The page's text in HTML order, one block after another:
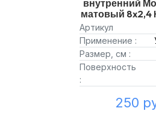
внутренний
матовый 8x2,4
Артикул
Применение :
Размер, см :
Поверхность
:
250